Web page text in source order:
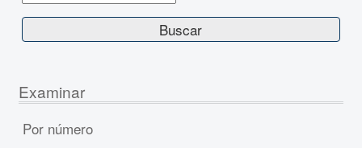
Examinar
Por número